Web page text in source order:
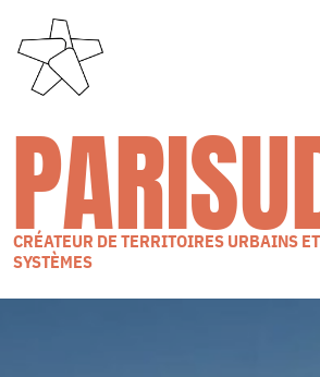
CRÉATEUR DE TERRITOIRES URBAINS
SYSTÈMES